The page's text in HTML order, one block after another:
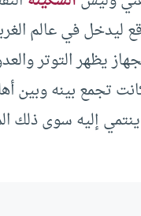
ليدخل في عالم
يظهر التوتر
تجمع بينه وبين
إليه سوى ذلك